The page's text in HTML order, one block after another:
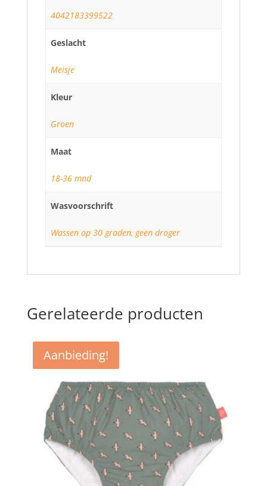
4042183399522
Geslacht
Meisje
Kleur
Groen
Maat
18-36 mnd
Wasvoorschrift
Wassen op 30 graden, geen droger
Gerelateerde producten
Aanbieding!